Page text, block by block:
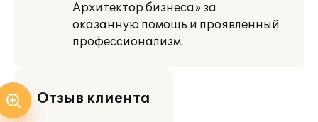
Архитектор бизнеса» за
оказанную помощь и проявленный
профессионализм.
Отзыв клиента